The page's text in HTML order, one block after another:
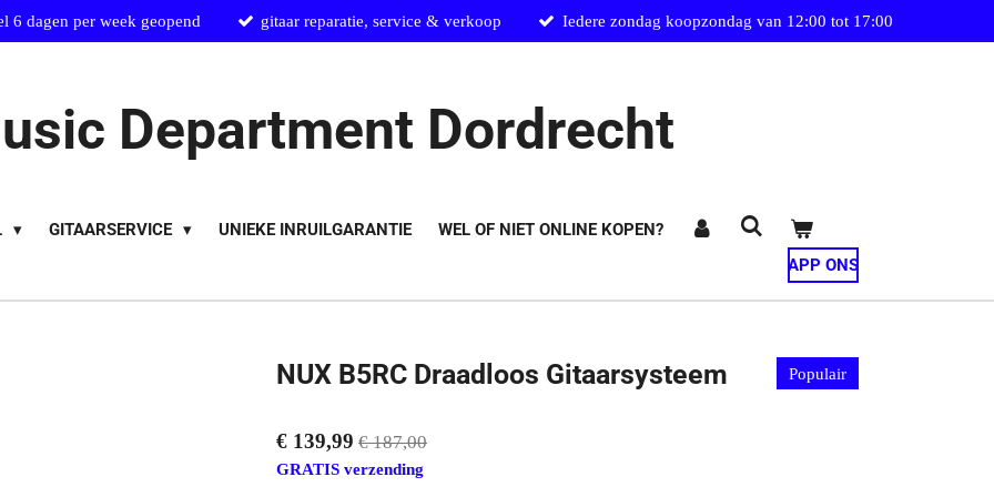
6 dagen per week geopend gitaar reparatie, service & verkoop Iedere zondag koopzondag van 12:00 tot 17:00
Department Dordrecht
GITAARSERVICE UNIEKE INRUILGARANTIE
WEL OF NIET ONLINE KOPEN?
APP ONS
NUX B5RC Draadloos Gitaarsysteem Populair
€ 139,99 € 187,00
GRATIS verzending